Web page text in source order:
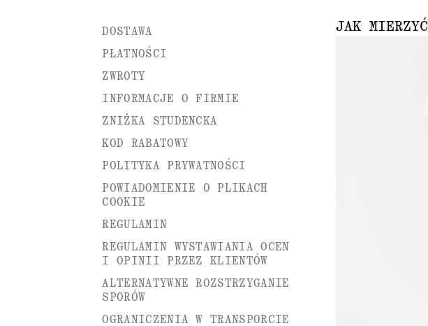
DOSTAWA
PŁATNOŚCI
ZWROTY
INFORMACJE O FIRMIE
ZNIŻKA STUDENCKA
KOD RABATOWY
POLITYKA PRYWATNOŚCI
POWIADOMIENIE O PLIKACH
COOKIE
REGULAMIN
REGULAMIN WYSTAWIANIA OCEN
I OPINII PRZEZ KLIENTÓW
ALTERNATYWNE ROZSTRZYGANIE
SPORÓW
OGRANICZENIA W TRANSPORCIE
JAK MIERZYĆ